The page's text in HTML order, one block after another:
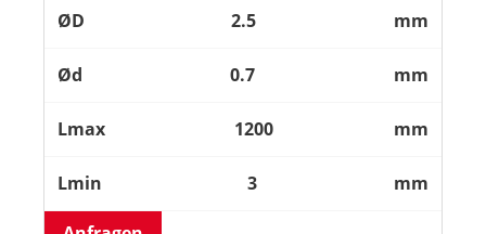
2.5 mm
0.7 mm
1200 mm
3 mm